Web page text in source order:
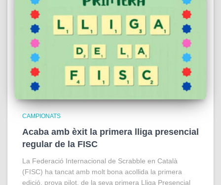
CAMPIONATS
Acaba amb èxit la primera lliga presencial
regular de la FISC
La Federació Internacional de Scrabble en Català
(FISC) ha tancat amb molt bona acollida la primera
edició, prova pilot, de la seva primera Lliga Presencial